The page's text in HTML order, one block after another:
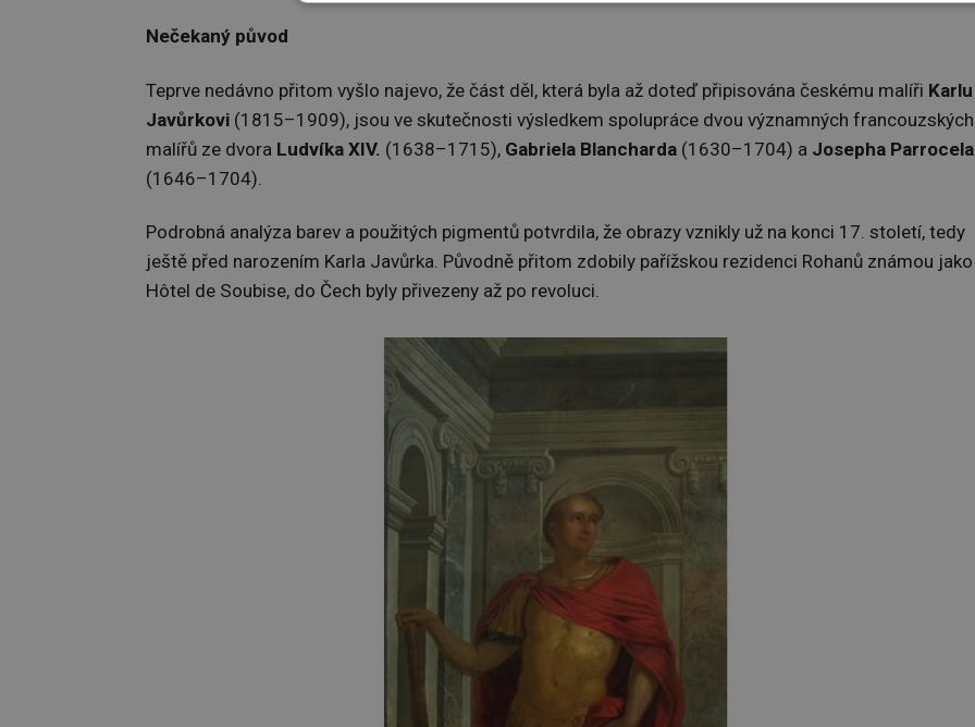
Nečekaný původ
Teprve nedávno přitom vyšlo najevo, že část děl, která byla až doteď připisována českému malíři Karlu
Javůrkovi (1815–1909), jsou ve skutečnosti výsledkem spolupráce dvou významných francouzských
malířů ze dvora Ludvíka XIV. (1638–1715), Gabriela Blancharda (1630–1704) a Josepha Parrocela
(1646–1704).
Podrobná analýza barev a použitých pigmentů potvrdila, že obrazy vznikly už na konci 17. století, tedy
ještě před narozením Karla Javůrka. Původně přitom zdobily pařížskou rezidenci Rohanů známou jako
Hôtel de Soubise, do Čech byly přivezeny až po revoluci.